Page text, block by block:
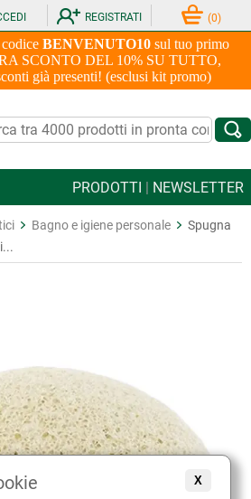
X
BENVENUTO10 sul tuo primo
SCONTO DEL 10% SU TUTTO,
già presenti! (esclusi kit promo)
REGISTRATI (0)
PRODOTTI | NEWSLETTER
Bagno e igiene personale
Spugna